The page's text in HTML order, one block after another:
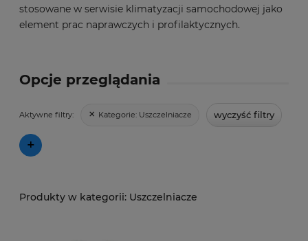
Opcje przeglądania
Aktywne filtry: Kategorie: Uszczelniacze wyczyść filtry
+
stosowane w serwisie klimatyzacji samochodowej jako
element prac naprawczych i profilaktycznych.
Uszczelniacze